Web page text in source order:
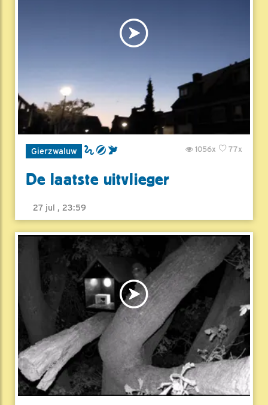
Gierzwaluw 77x
1056x
De laatste uitvlieger
27 jul , 23:59